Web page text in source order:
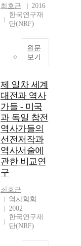
최호근
2016
한국연구재
단(NRF)
원문
보기
제 일차 세계
대전과 역사
가들 - 미국
과 독일 참전
역사가들의
선전저작과
역사서술에
관한 비교연
구
최호근
역사학회
2002
한국연구재
단(NRF)